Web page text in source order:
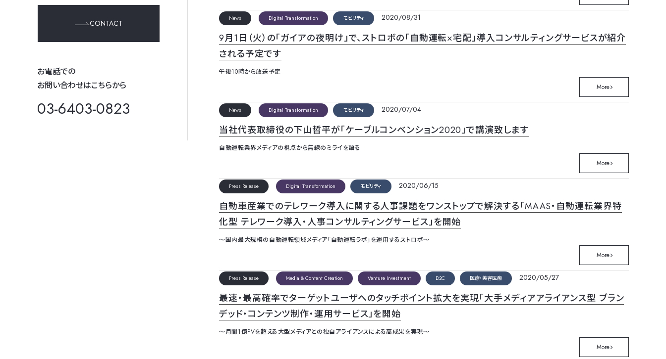
CONTACT
お電話での
お問い合わせはこちらから
03-6403-0823
News Digital Transformation モビリティ 2020/08/31
9月1日（火）の「ガイアの夜明け」で、ストロボの「自動運転×宅配」導入コンサルティングサービスが紹介
される予定です
午後10時から放送予定
More
News Digital Transformation モビリティ 2020/07/04
当社代表取締役の下山哲平が「ケーブルコンベンション2020」で講演致します
自動運転業界メディアの視点から無線のミライを語る
More
Press Release Digital Transformation モビリティ 2020/06/15
自動車産業でのテレワーク導入に関する人事課題をワンストップで解決する「MAAS・自動運転業界特
化型 テレワーク導入・人事コンサルティングサービス」を開始
～国内最大規模の自動運転領域メディア「自動運転ラボ」を運用するストロボ～
More
Press Release Media & Content Creation Venture Investment D2C 医療・美容医療 2020/05/27
最速・最高確率でターゲットユーザへのタッチポイント拡大を実現「大手メディアアライアンス型 ブラン
デッド・コンテンツ制作・運用サービス」を開始
～月間1億PVを超える大型メディアとの独自アライアンスによる高成果を実現～
More